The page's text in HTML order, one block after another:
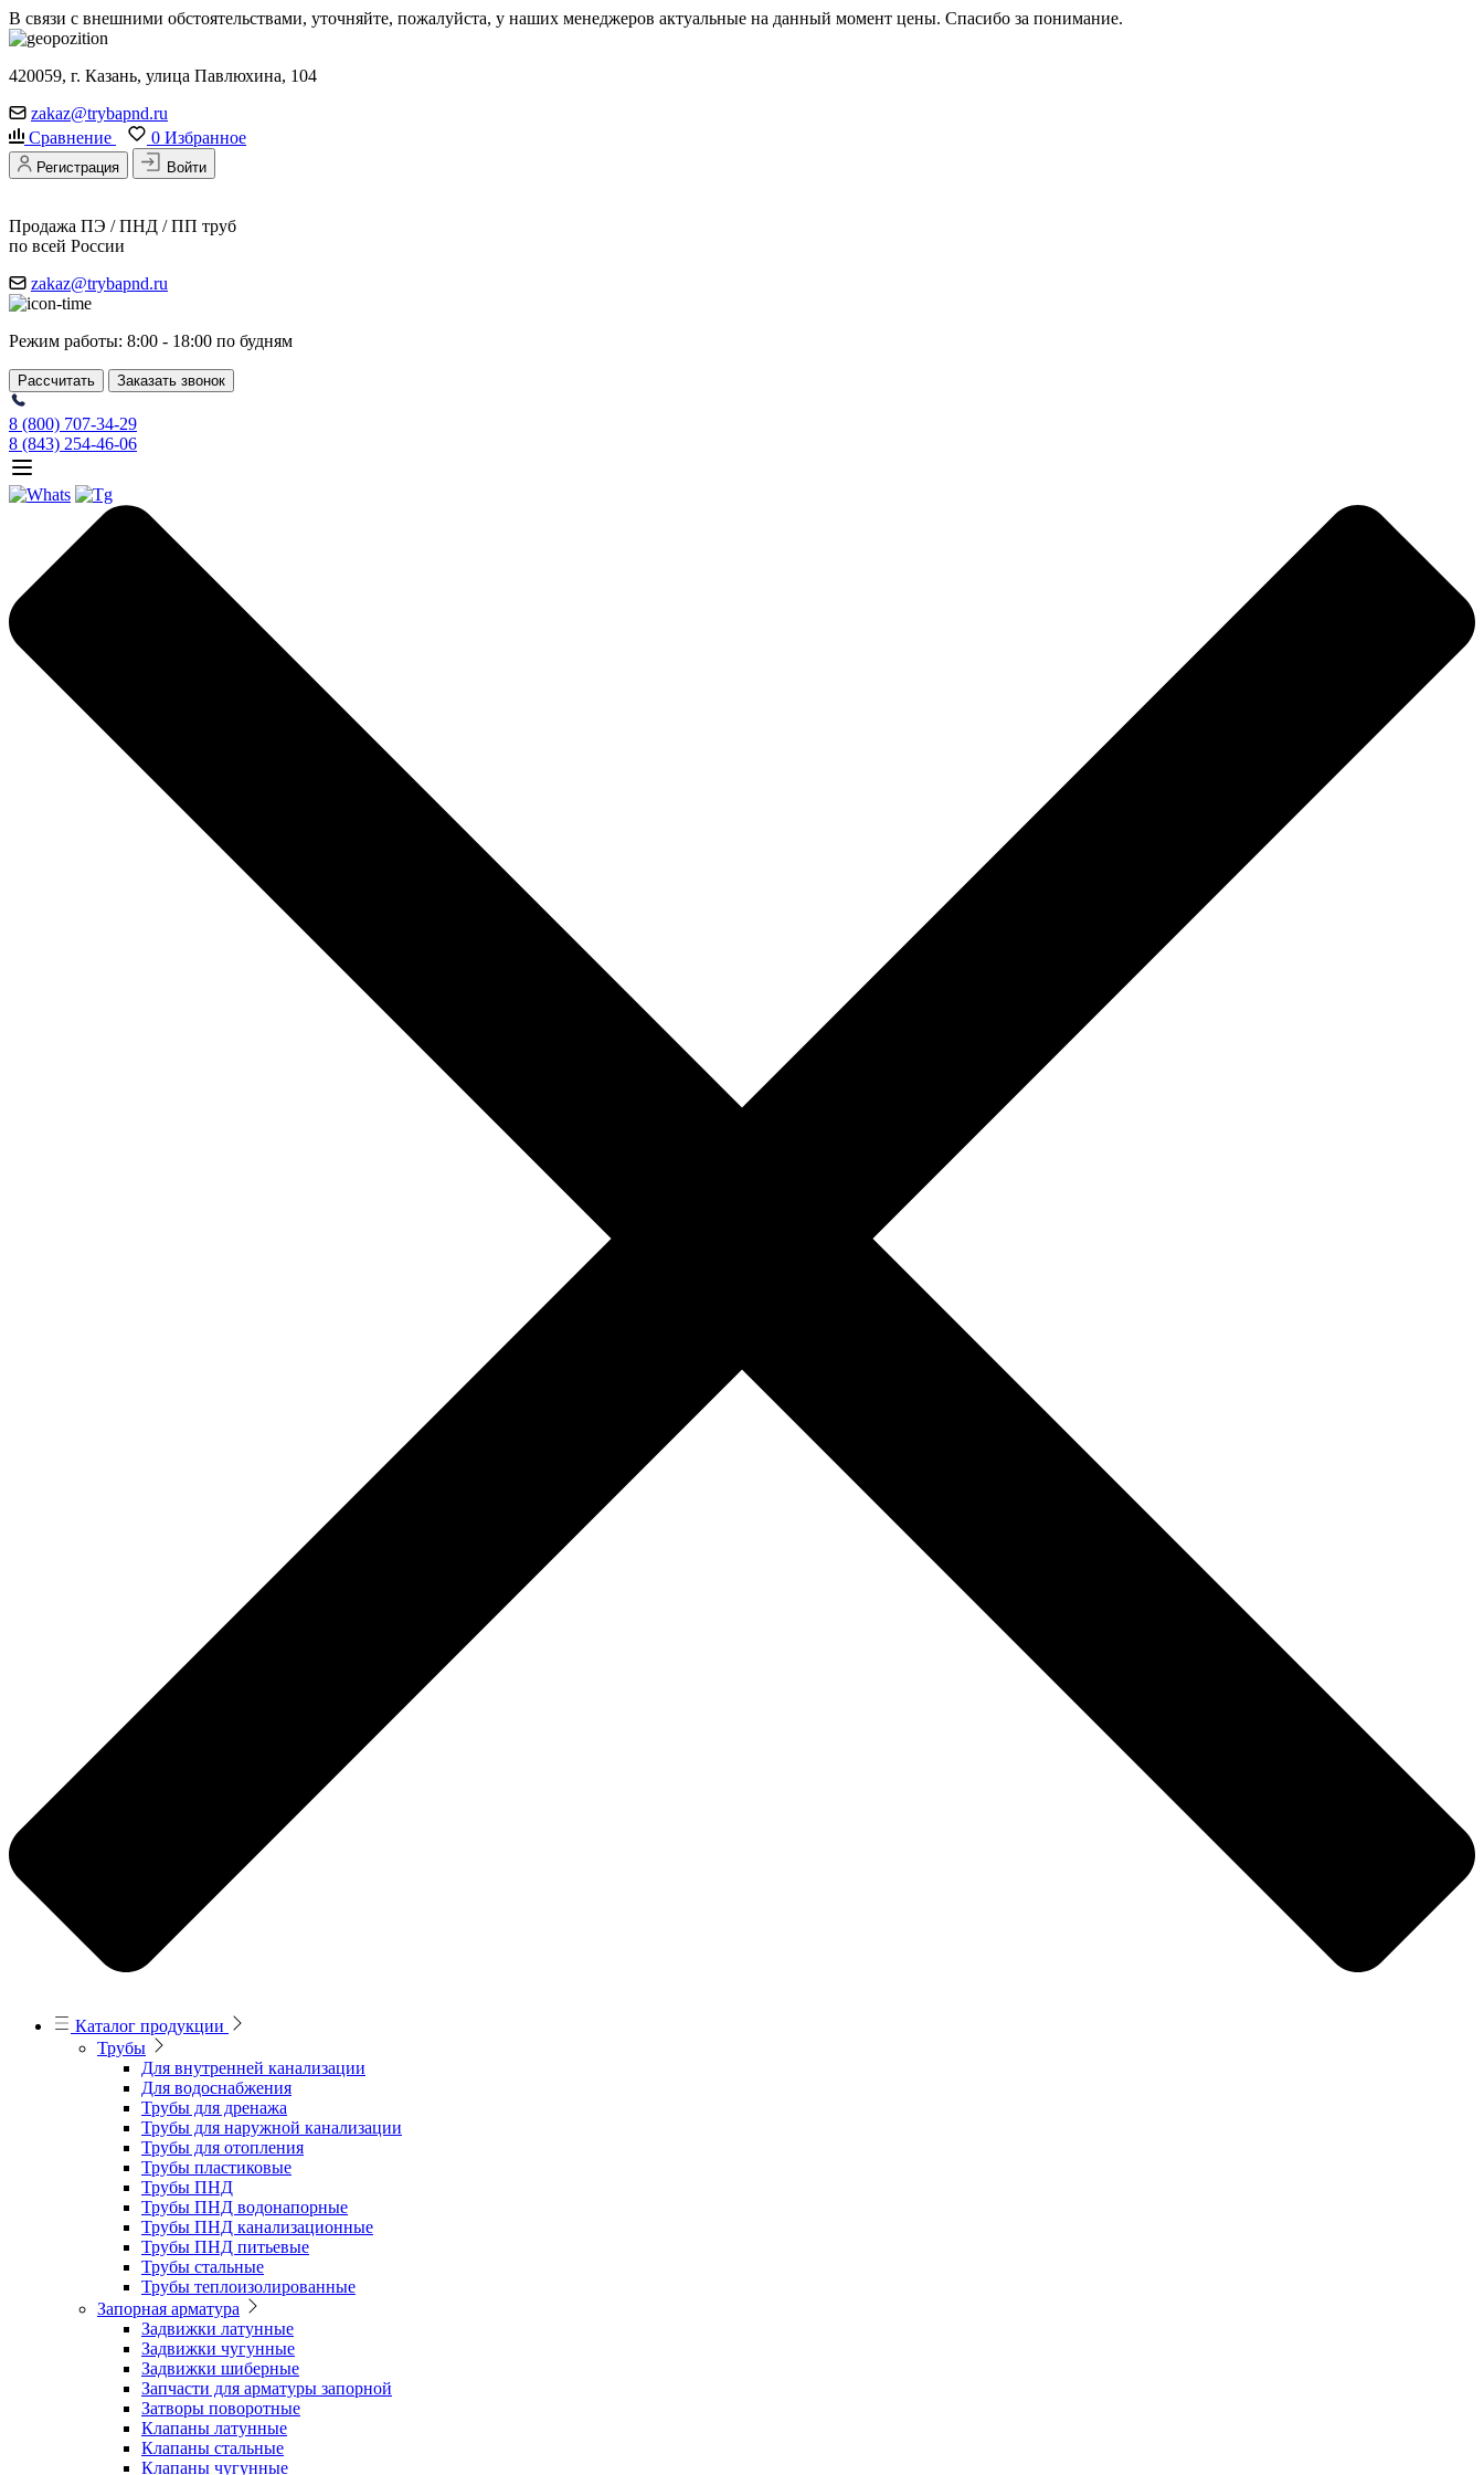
В связи с внешними обстоятельствами, уточняйте, пожалуйста, у наших менеджеров актуальные на данный момент цены. Спасибо за понимание.
420059, г. Казань, улица Павлюхина, 104
zakaz@trybapnd.ru
Сравнение
0 Избранное
Регистрация Войти
Продажа ПЭ / ПНД / ПП труб
по всей России
zakaz@trybapnd.ru
Режим работы: 8:00 - 18:00 по будням
Рассчитать Заказать звонок
8 (800) 707-34-29
8 (843) 254-46-06
Каталог продукции
Трубы
Для внутренней канализации
Для водоснабжения
Трубы для дренажа
Трубы для наружной канализации
Трубы для отопления
Трубы пластиковые
Трубы ПНД
Трубы ПНД водонапорные
Трубы ПНД канализационные
Трубы ПНД питьевые
Трубы стальные
Трубы теплоизолированные
Запорная арматура
Задвижки латунные
Задвижки чугунные
Задвижки шиберные
Запчасти для арматуры запорной
Затворы поворотные
Клапаны латунные
Клапаны стальные
Клапаны чугунные